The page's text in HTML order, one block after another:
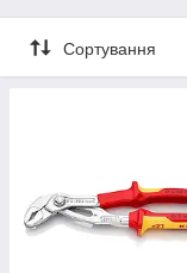
Сортування